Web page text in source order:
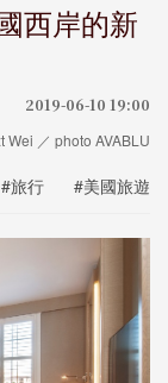
西岸的新
2019-06-10 19:00
Wei ／ photo AVABLU
#旅行 #美國旅遊